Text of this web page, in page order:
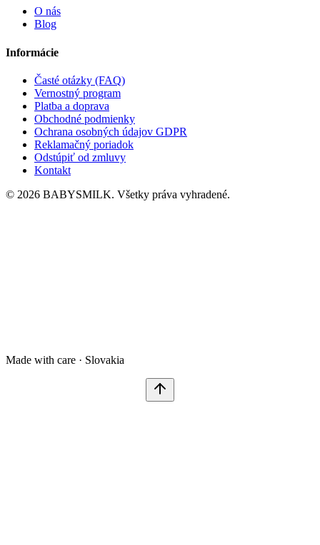
O nás
Blog
Informácie
Časté otázky (FAQ)
Vernostný program
Platba a doprava
Obchodné podmienky
Ochrana osobných údajov GDPR
Reklamačný poriadok
Odstúpiť od zmluvy
Kontakt
© 2026 BABYSMILK. Všetky práva vyhradené.
Made with care · Slovakia